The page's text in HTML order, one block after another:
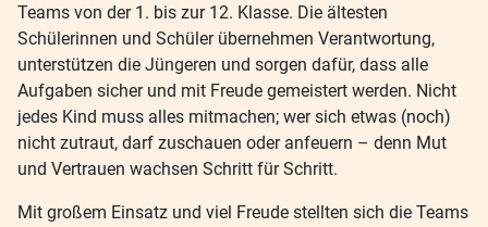
Teams von der 1. bis zur 12. Klasse. Die ältesten
Schülerinnen und Schüler übernehmen Verantwortung,
unterstützen die Jüngeren und sorgen dafür, dass alle
Aufgaben sicher und mit Freude gemeistert werden. Nicht
jedes Kind muss alles mitmachen; wer sich etwas (noch)
nicht zutraut, darf zuschauen oder anfeuern – denn Mut
und Vertrauen wachsen Schritt für Schritt.
Mit großem Einsatz und viel Freude stellten sich die Teams